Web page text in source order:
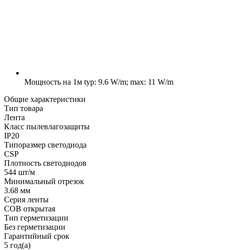
Мощность на 1м typ: 9.6 W/m; max: 11 W/m
Общие характеристики
Тип товара
Лента
Класс пылевлагозащиты
IP20
Типоразмер светодиода
CSP
Плотность светодиодов
544 шт/м
Минимальный отрезок
3.68 мм
Серия ленты
COB открытая
Тип герметизации
Без герметизации
Гарантийный срок
5 год(а)